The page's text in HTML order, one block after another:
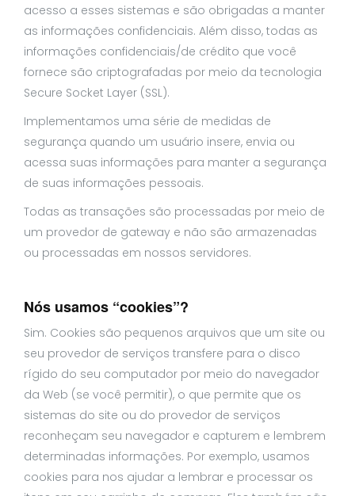
acesso a esses sistemas e são obrigadas a manter
as informações confidenciais. Além disso, todas as
informações confidenciais/de crédito que você
fornece são criptografadas por meio da tecnologia
Secure Socket Layer (SSL).
Implementamos uma série de medidas de
segurança quando um usuário insere, envia ou
acessa suas informações para manter a segurança
de suas informações pessoais.
Todas as transações são processadas por meio de
um provedor de gateway e não são armazenadas
ou processadas em nossos servidores.
Nós usamos “cookies”?
Sim. Cookies são pequenos arquivos que um site ou
seu provedor de serviços transfere para o disco
rígido do seu computador por meio do navegador
da Web (se você permitir), o que permite que os
sistemas do site ou do provedor de serviços
reconheçam seu navegador e capturem e lembrem
determinadas informações. Por exemplo, usamos
cookies para nos ajudar a lembrar e processar os